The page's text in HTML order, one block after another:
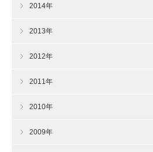
2014年
2013年
2012年
2011年
2010年
2009年